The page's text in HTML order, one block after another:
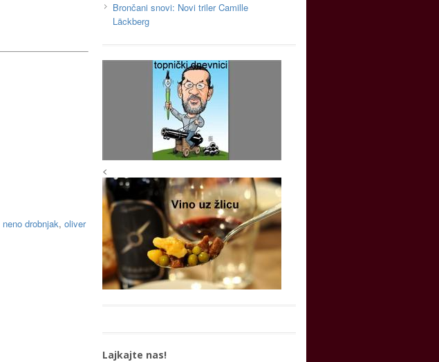
neno drobnjak, oliver
Brončani snovi: Novi triler Camille
Läckberg
<
Lajkajte nas!